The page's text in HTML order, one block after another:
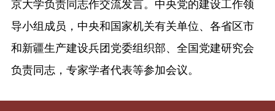
京大学负责同志作交流发言。中央党的建设工作领
导小组成员，中央和国家机关有关单位、各省区市
和新疆生产建设兵团党委组织部、全国党建研究会
负责同志，专家学者代表等参加会议。